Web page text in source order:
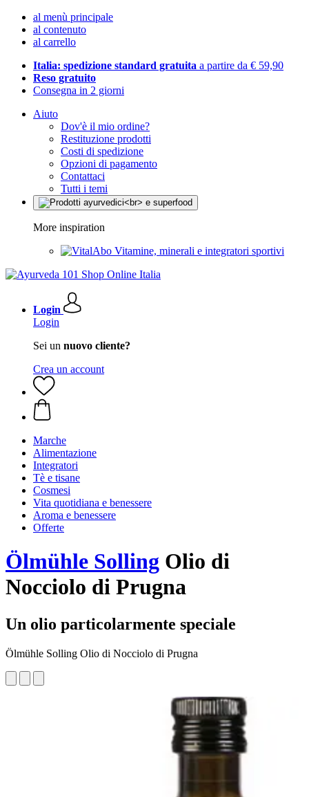
al menù principale
al contenuto
al carrello
Italia: spedizione standard gratuita a partire da € 59,90
Reso gratuito
Consegna in 2 giorni
Aiuto
Dov'è il mio ordine?
Restituzione prodotti
Costi di spedizione
Opzioni di pagamento
Contattaci
Tutti i temi
More inspiration
Vitamine, minerali e integratori sportivi
Login
Login
Sei un nuovo cliente?
Crea un account
Marche
Alimentazione
Integratori
Tè e tisane
Cosmesi
Vita quotidiana e benessere
Aroma e benessere
Offerte
Ölmühle Solling Olio di
Nocciolo di Prugna
Un olio particolarmente speciale
Ölmühle Solling Olio di Nocciolo di Prugna